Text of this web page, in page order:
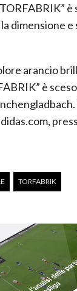
dimensione e
arancio
è
TORFABRIK